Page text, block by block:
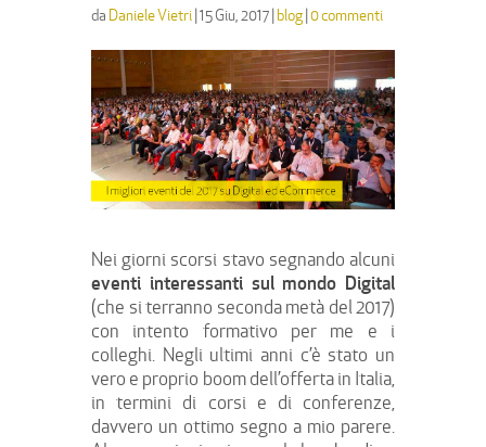
da Daniele Vietri|15 Giu, 2017|blog|0 commenti
Nei giorni scorsi stavo segnando alcuni
eventi interessanti sul mondo Digital
(che si terranno seconda metà del 2017)
con intento formativo per me e i
colleghi. Negli ultimi anni c’è stato un
vero e proprio boom dell’offerta in Italia,
in termini di corsi e di conferenze,
davvero un ottimo segno a mio parere.